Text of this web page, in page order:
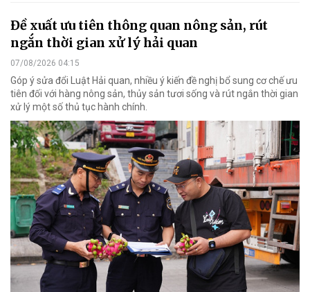
Đề xuất ưu tiên thông quan nông sản, rút
ngắn thời gian xử lý hải quan
07/08/2026 04:15
Góp ý sửa đổi Luật Hải quan, nhiều ý kiến đề nghị bổ sung cơ chế ưu
tiên đối với hàng nông sản, thủy sản tươi sống và rút ngắn thời gian
xử lý một số thủ tục hành chính.